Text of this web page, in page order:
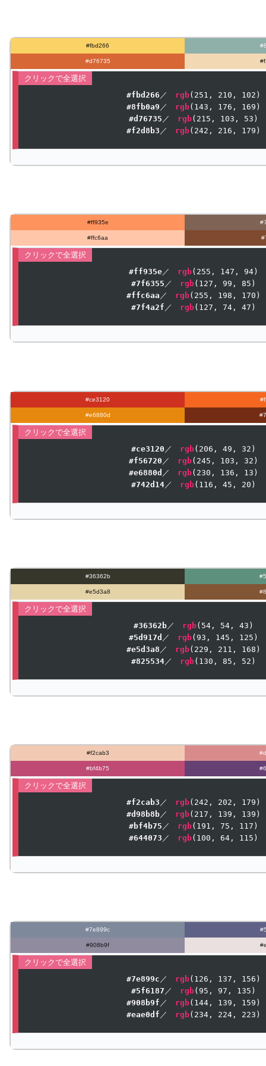
#fbd266
#d76735
#fbd266 ／ rgb( 251 , 210 , 102
#8fb0a9 ／ rgb( 143 , 176 , 169
#d76735 ／ rgb( 215 , 103 , 53
#f2d8b3 ／ rgb( 242 , 216 , 179 )
#ff935e
#ffc6aa
#ff935e／ rgb( 255 , 147 , 94
#7f6355 ／ rgb( 127 , 99 , 85
#ffc6aa ／ rgb( 255 , 198 , 170
#7f4a2f ／ rgb( 127 , 74, 47 )
#ce3120
#e6880d
#ce3120 ／ rgb( 206 , 49 , 32
#f56720 ／ rgb( 245 , 103 , 32
#e6880d ／ rgb( 230 , 136 , 13
#742d14／ rgb( 116 , 45 , 20 )
#36362b
#e5d3a8
#36362b／ rgb( 54, 54, 43
#5d917d ／ rgb( 93 , 145 , 125
#e5d3a8 ／ rgb( 229 , 211 , 168
#825534／ rgb( 130 , 85 , 52 )
#f2cab3
#bf4b75
#f2cab3 ／ rgb( 242 , 202 , 179
#d98b8b／ rgb( 217 , 139 , 139
#bf4b75 ／ rgb( 191 , 75 , 117
#644073 ／ rgb( 100 , 64, 115 )
#7e899c
#908b9f
#7e899c ／ rgb( 126 , 137 , 156
#5f6187 ／ rgb( 95 , 97 , 135
#908b9f ／ rgb( 144, 139 , 159
#eae0df ／ rgb( 234, 224, 223 )